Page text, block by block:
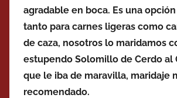
agradable en boca. Es una
tanto para carnes ligeras como
de caza, nosotros lo maridamos
estupendo Solomillo de Cerdo al
que le iba de maravilla, maridaje
recomendado.